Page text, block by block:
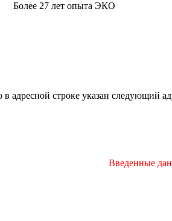
Более 27 лет опыта ЭКО
адресной строке указан следующий
Введенные